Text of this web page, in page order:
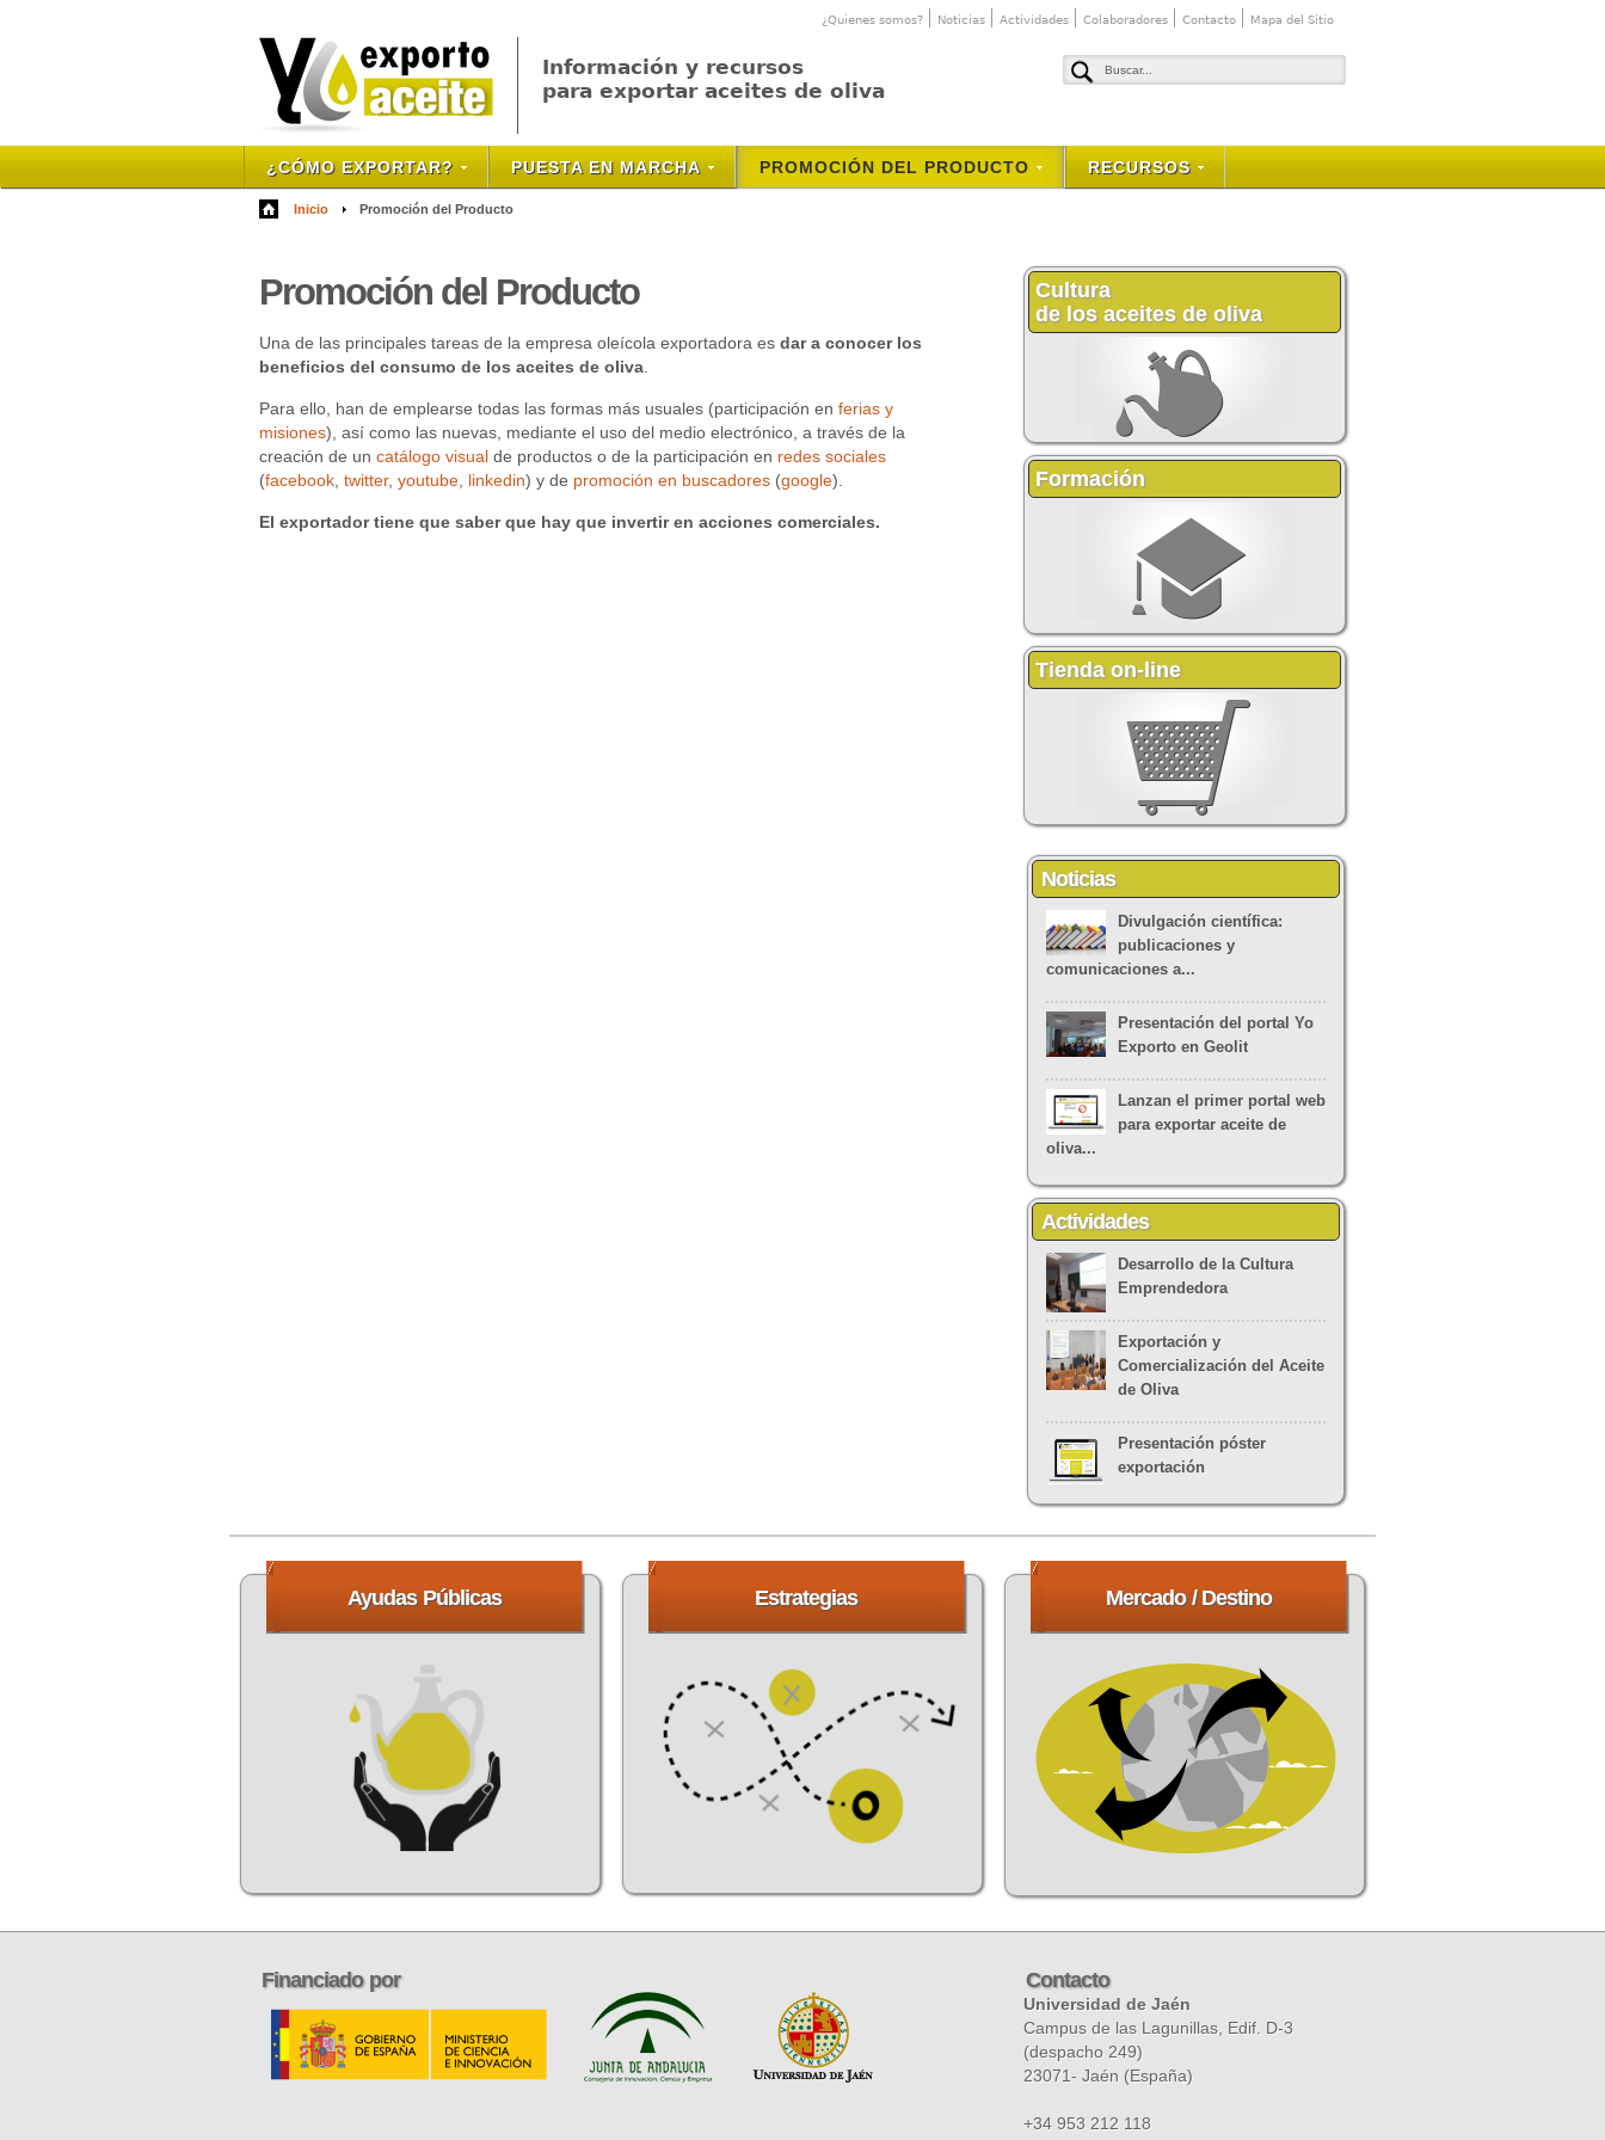
¿Quienes somos? Noticias Actividades Colaboradores Contacto Mapa del Sitio
Información y recursos
para exportar aceites de oliva
¿CÓMO EXPORTAR? PUESTA EN MARCHA PROMOCIÓN DEL PRODUCTO RECURSOS
Inicio Promoción del Producto
Promoción del Producto
Una de las principales tareas de la empresa oleícola exportadora es dar a conocer los
beneficios del consumo de los aceites de oliva
Para ello, han de emplearse todas las formas más usuales (participación en ferias y
misiones), así como las nuevas, mediante el uso del medio electrónico, a través de la
creación de un catálogo visual de productos o de la participación en redes sociales
(facebook twitter, youtube linkedin) y de promoción en buscadores (google).
El exportador tiene que saber que hay que invertir en acciones comerciales.
Cultura
de los aceites de oliva
Formación
Tienda on-line
Noticias
Divulgación científica:
publicaciones y
comunicaciones a...
Presentación del portal Yo
Exporto en Geolit
Lanzan el primer portal web
para exportar aceite de
oliva...
Actividades
Desarrollo de la Cultura
Emprendedora
Exportación y
Comercialización del Aceite
de Oliva
Presentación póster
exportación
AyudasPúblicas Estrategias Mercado/ Destino
Financiadopor Contacto
Universidad de Jaén
Campus de las Lagunillas, Edif. D-3
(despacho 249)
23071- Jaén (España)
+34 953 212 118